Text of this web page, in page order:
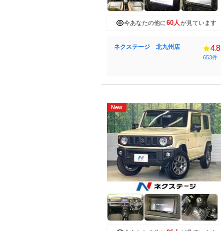
今あなたの他に60人が見ています
ネクステージ 北九州店 4.8
653件
New